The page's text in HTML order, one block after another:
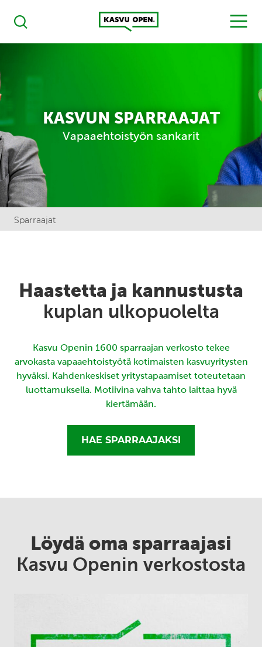
Haku
Kasvu Open
MENU
KASVUN SPARRAAJAT
Vapaaehtoistyön sankarit
Sparraajat
Haastetta ja kannustusta
kuplan ulkopuolelta
Kasvu Openin 1600 sparraajan verkosto tekee
arvokasta vapaaehtoistyötä kotimaisten kasvuyritysten
hyväksi. Kahdenkeskiset yritystapaamiset toteutetaan
luottamuksella. Motiivina vahva tahto laittaa hyvä
kiertämään.
HAE SPARRAAJAKSI
Löydä oma sparraajasi
Kasvu Openin verkostosta